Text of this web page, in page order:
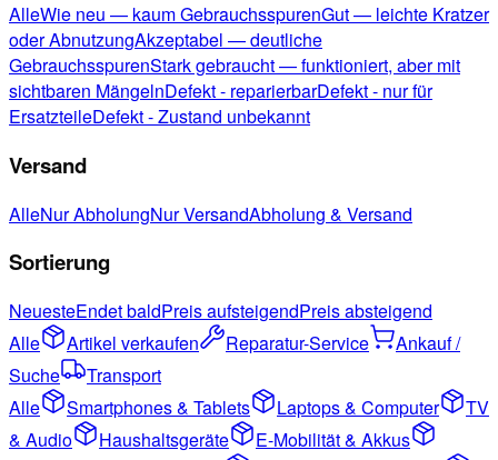
AlleWie neu — kaum GebrauchsspurenGut — leichte Kratzer
oder AbnutzungAkzeptabel — deutliche
GebrauchsspurenStark gebraucht — funktioniert, aber mit
sichtbaren MängelnDefekt - reparierbarDefekt - nur für
ErsatzteileDefekt - Zustand unbekannt
Versand
AlleNur AbholungNur VersandAbholung & Versand
Sortierung
NeuesteEndet baldPreis aufsteigendPreis absteigend
Alle
Artikel verkaufen Reparatur-Service
Ankauf /
Suche
Transport
Alle
Smartphones & Tablets Laptops & Computer
TV
& Audio
Haushaltsgeräte
E-Mobilität & Akkus